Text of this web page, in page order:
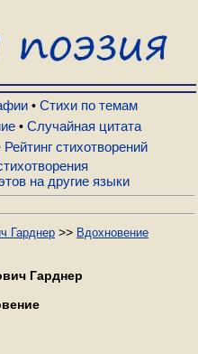
• Стихи по темам
• Случайная цитата
Рейтинг стихотворений
на другие языки
Гарднер >> Вдохновение
Гарднер